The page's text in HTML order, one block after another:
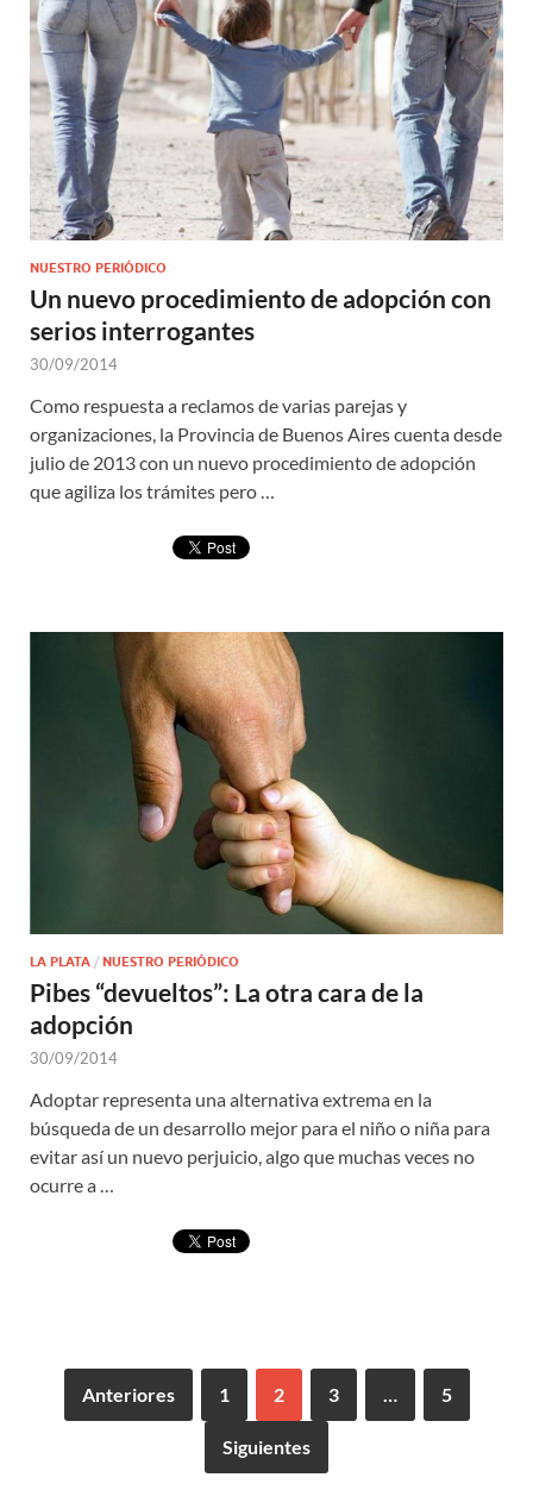
NUESTRO PERIÓDICO
Un nuevo procedimiento de adopción con
serios interrogantes
30/09/2014
Como respuesta a reclamos de varias parejas y
organizaciones, la Provincia de Buenos Aires cuenta desde
julio de 2013 con un nuevo procedimiento de adopción
que agiliza los trámites pero …
LA PLATA / NUESTRO PERIÓDICO
Pibes “devueltos”: La otra cara de la
adopción
30/09/2014
Adoptar representa una alternativa extrema en la
búsqueda de un desarrollo mejor para el niño o niña para
evitar así un nuevo perjuicio, algo que muchas veces no
ocurre a …
Anteriores 1 2 3 5
Siguientes